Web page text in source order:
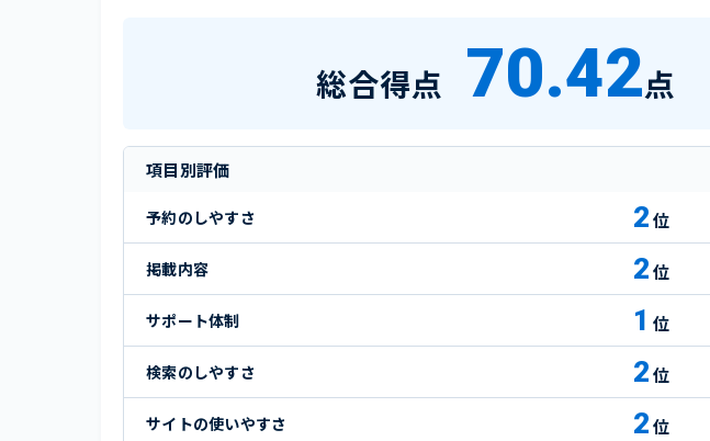
総合得点 70.42点
項目別評価
予約のしやすさ 2
掲載内容 2
サポート体制 1
検索のしやすさ 2
サイトの使いやすさ 2